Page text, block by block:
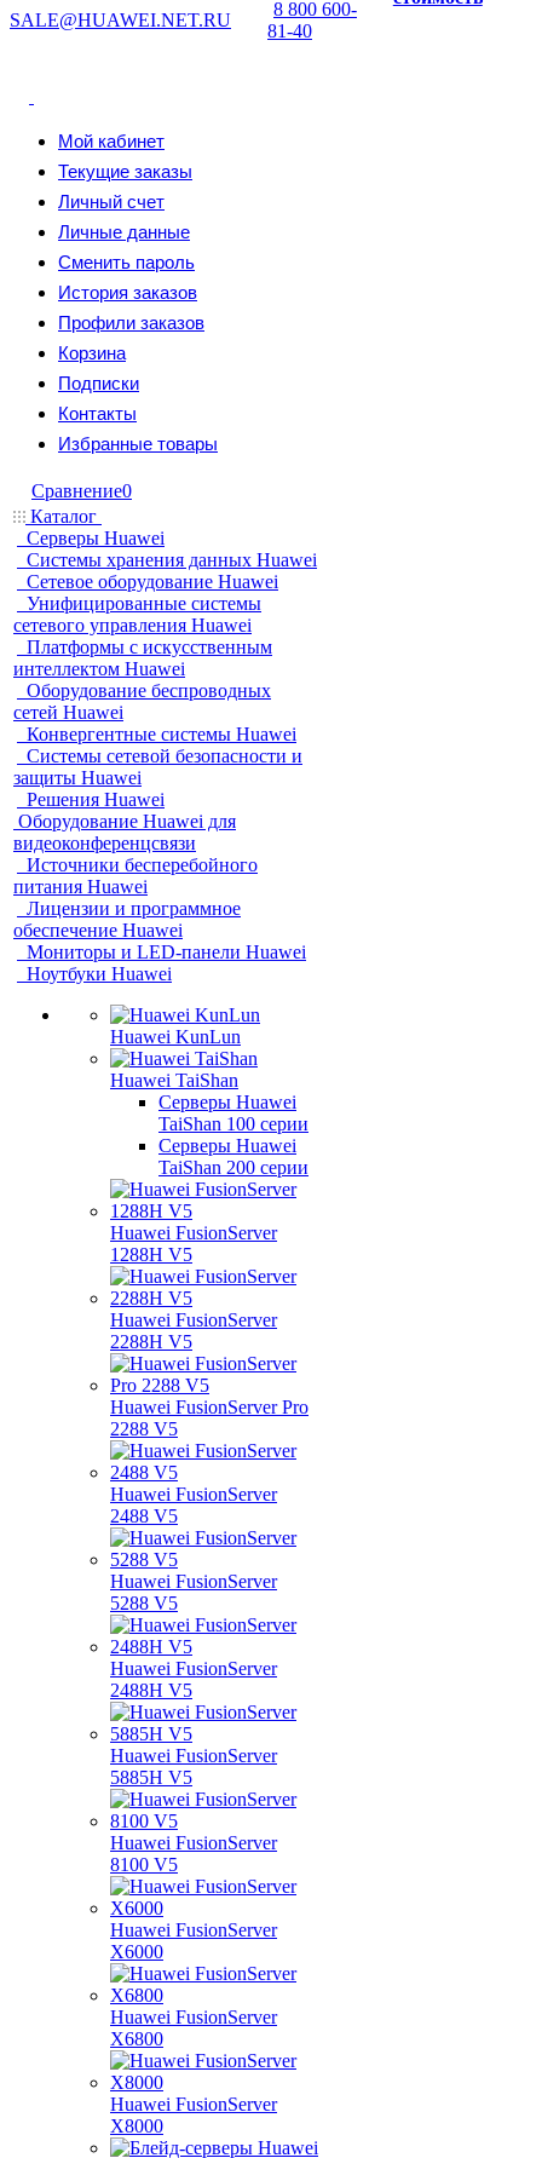
SALE@HUAWEI.NET.RU
8 800 600-
81-40
Мой кабинет
Текущие заказы
Личный счет
Личные данные
Сменить пароль
История заказов
Профили заказов
Корзина
Подписки
Контакты
Избранные товары
Сравнение0
Каталог
Серверы Huawei
Системы хранения данных Huawei
Сетевое оборудование Huawei
Унифицированные системы
сетевого управления Huawei
Платформы с искусственным
интеллектом Huawei
Оборудование беспроводных
сетей Huawei
Конвергентные системы Huawei
Системы сетевой безопасности и
защиты Huawei
Решения Huawei
Оборудование Huawei для
видеоконференцсвязи
Источники бесперебойного
питания Huawei
Лицензии и программное
обеспечение Huawei
Мониторы и LED-панели Huawei
Ноутбуки Huawei
Huawei KunLun
Huawei TaiShan
Серверы Huawei
TaiShan 100 серии
Серверы Huawei
TaiShan 200 серии
Huawei FusionServer
1288H V5
Huawei FusionServer
2288H V5
Huawei FusionServer Pro
2288 V5
Huawei FusionServer
2488 V5
Huawei FusionServer
5288 V5
Huawei FusionServer
2488H V5
Huawei FusionServer
5885H V5
Huawei FusionServer
8100 V5
Huawei FusionServer
X6000
Huawei FusionServer
X6800
Huawei FusionServer
X8000